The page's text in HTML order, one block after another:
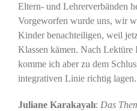
Eltern- und Lehrerverbänden
Vorgeworfen wurde uns, wir
Kinder benachteiligen, weil
Klassen kämen. Nach Lektüre
komme ich aber zu dem
integrativen Linie richtig lagen.
Juliane Karakayalı: Das